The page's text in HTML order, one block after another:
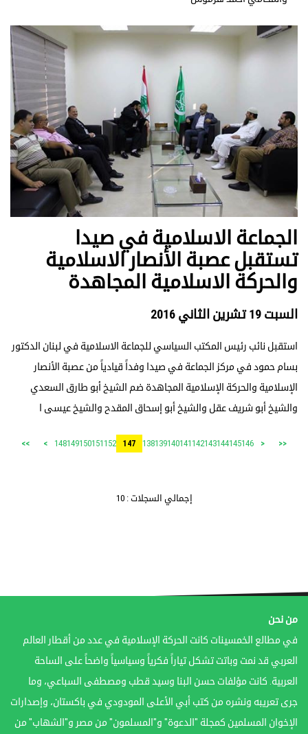
الجماعة الاسلامية في صيدا
تستقبل عصبة الأنصار الاسلامية
والحركة الاسلامية المجاهدة
السبت 19 تشرين الثاني 2016
استقبل نائب رئيس المكتب السياسي للجماعة الاسلامية في لبنان الدكتور
بسام حمود في مركز الجماعة في صيدا وفداً قيادياً من عصبة الأنصار
الإسلامية والحركة الإسلامية المجاهدة ضم الشيخ أبو طارق السعدي
والشيخ أبو شريف عقل والشيخ أبو إسحاق المقدح والشيخ عيسى ا
<<
<
138139140141142143144145146
147
148149150151152
>
>>
إجمالي السجلات : 10
من نحن
في مطالع الخمسينات كانت الحركة الإسلامية في عدد من أقطار العالم
العربي قد نمت وباتت تشكل تياراً فكرياً وسياسياً واضحاً على الساحة
العربية. كانت مؤلفات حسن البنا وسيد قطب ومصطفى السباعي، وما
جرى تعريبه ونشره من كتب أبي الأعلى المودودي في باكستان، وإصدارات
الإخوان المسلمين كمجلة "الدعوة" و"المسلمون" من مصر و"الشهاب" من